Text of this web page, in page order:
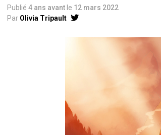
Publié 4 ans avant le 12 mars 2022
Par Olivia Tripault